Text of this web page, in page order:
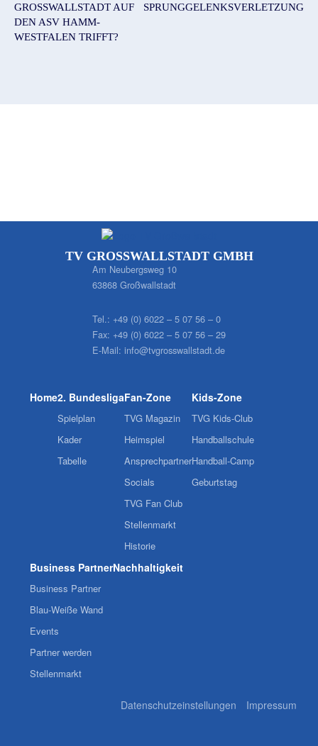
GROSSWALLSTADT AUF D
EN ASV HAMM-W
ESTFALEN TRIFFT?
SPRUNGGELENKSVERLETZUNG
TV GROSSWALLSTADT GMBH
Am Neubergsweg 10
63868 Großwallstadt
Tel.: +49 (0) 6022 – 5 07 56 – 0
Fax: +49 (0) 6022 – 5 07 56 – 29
E-Mail: info@tvgrosswallstadt.de
Home2. Bundesliga
Spielplan
Kader
Tabelle
Fan-Zone
TVG Magazin
Heimspiel
Ansprechpartner
Socials
TVG Fan Club
Stellenmarkt
Historie
Kids-Zone
TVG Kids-Club
Handballschule
Handball-Camp
Geburtstag
Business Partner
Business Partner
Blau-Weiße Wand
Events
Partner werden
Stellenmarkt
Nachhaltigkeit
Datenschutzeinstellungen Impressum